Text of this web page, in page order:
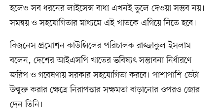
হলেও সব ধরনের লাইসেন্স বাধা এখনই তুলে দেওয়া সম্ভব নয়।
সমন্বয় ও সহযোগিতার মাধ্যমে এই খাতকে এগিয়ে নিতে হবে।
বিজনেস প্রমোশন কাউন্সিলের পরিচালক রাজ্জাকুল ইসলাম
বলেন, দেশের আইএসপি খাতের ভবিষ্যৎ সম্ভাবনা নির্ধারণে
জরিপ ও গবেষণায় সরকার সহযোগিতা করবে। পাশাপাশি ডেটা
উন্মুক্ত করার ক্ষেত্রে নিরাপত্তার সক্ষমতা বাড়ানোর ওপরও জোর
দেন তিনি।